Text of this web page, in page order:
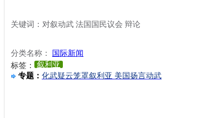
关键词：对叙动武 法国国民议会 辩论
分类名称：
国际新闻
标签：
叙利亚
专题： 化武疑云笼罩叙利亚 美国扬言动武